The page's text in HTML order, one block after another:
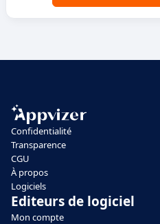
Confidentialité
Transparence
CGU
À propos
Logiciels
Editeurs de logiciel
Mon compte